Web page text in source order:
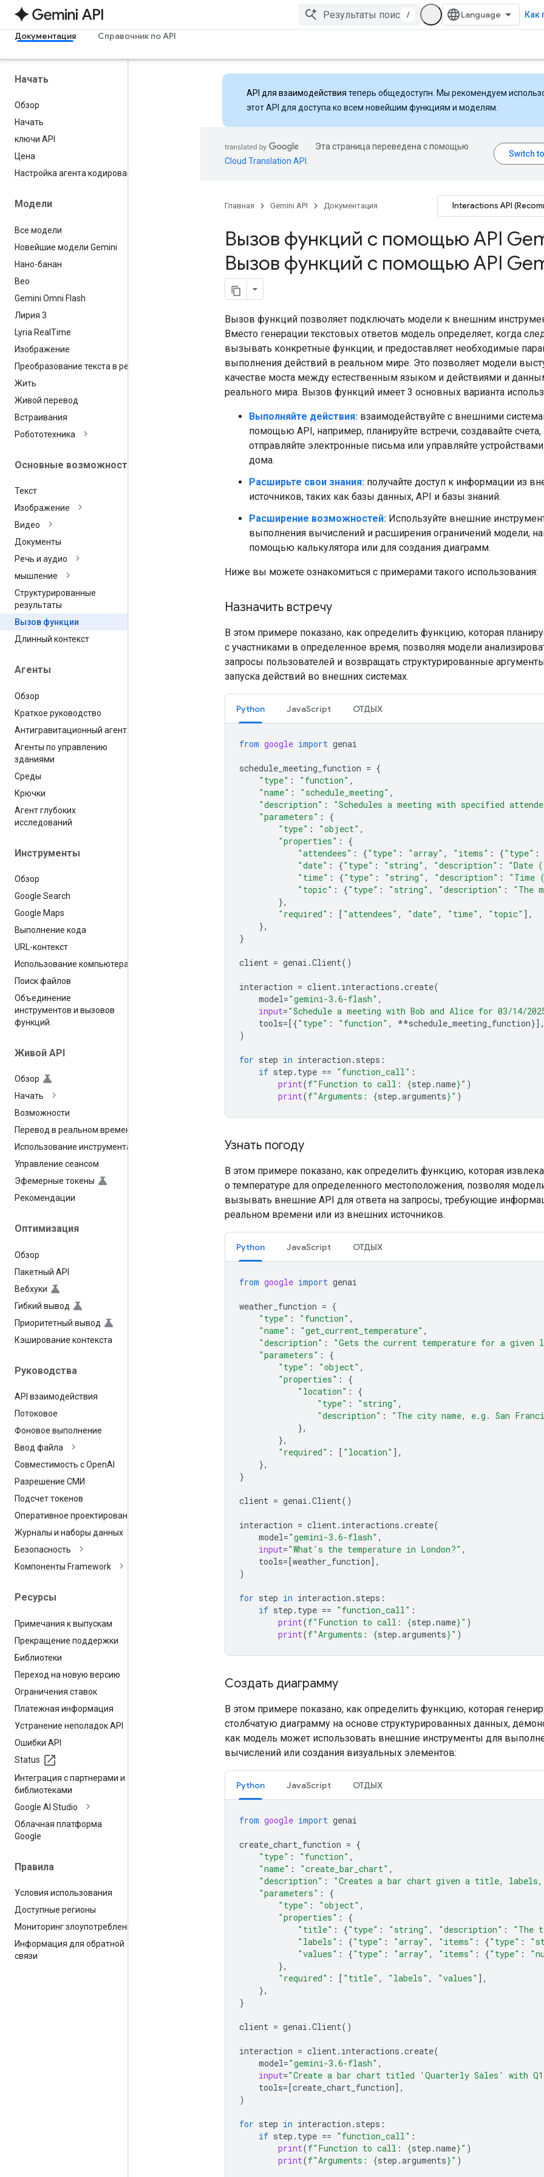
/ Как
Документация Справочник по API
Начать
Обзор
Начать
ключи API
Цена
Настройка агента кодирования
Модели
Все модели
Новейшие модели Gemini
Нано-банан
Вео
Gemini Omni Flash
Лирия 3
Lyria Real Time
Изображение
Преобразование текста в речь
Жить
Живой перевод
Встраивания
Робототехника
Основные возможности
Текст
Изображение
Видео
Документы
Речь и аудио
мышление
Структурированные
результаты
Вызов функции
Длинный контекст
Агенты
Обзор
Краткое руководство
Антигравитационный агент
Агенты по управлению
зданиями
Среды
Крючки
Агент глубоких
исследований
Инструменты
Обзор
Google Search
Google Maps
Выполнение кода
URL-контекст
Использование компьютера
Поиск файлов
Объединение
инструментов и вызовов
функций
Живой API
Обзор
Начать
Возможности
Перевод в реальном времени
Использование инструмента
Управление сеансом
Эфемерные токены
Рекомендации
Оптимизация
Обзор
Пакетный API
Вебхуки
Гибкий вывод
Приоритетный вывод
Кэширование контекста
Руководства
API взаимодействия
Потоковое
Фоновое выполнение
Ввод файла
Совместимость с OpenAI
Разрешение СМИ
Подсчет токенов
Оперативное проектирование
Журналы и наборы данных
Безопасность
Компоненты Framework
Ресурсы
Примечания к выпускам
Прекращение поддержки
Библиотеки
Переход на новую версию
Ограничения ставок
Платежная информация
Устранение неполадок API
Ошибки API
Status
Интеграция с партнерами и
библиотеками
Google AI Studio
Облачная платформа
Google
Правила
Условия использования
Доступные регионы
Мониторинг злоупотреблений
Информация для обратной
связи
API для взаимодействия теперь общедоступн. Мы рекомендуем
этот API для доступа ко всем новейшим функциям и моделям.
Эта страница переведена с помощью
Cloud Translation API
Главная Gemini API Документация Interactions API
Вызов функций с помощью API
Вызов функций с помощью API
Вызов функций позволяет подключать модели к внешним
Вместо генерации текстовых ответов модель определяет, когда
вызывать конкретные функции, и предоставляет необходимые
выполнения действий в реальном мире. Это позволяет модели
качестве моста между естественным языком и действиями и
реального мира. Вызов функций имеет 3 основных варианта
Выполняйте действия: взаимодействуйте с внешними
помощью API, например, планируйте встречи, создавайте счета,
отправляйте электронные письма или управляйте
дома.
Расширьте свои знания: получайте доступ к информации из
источников, таких как базы данных, API и базы знаний.
Расширение возможностей: Используйте внешние
выполнения вычислений и расширения ограничений модели,
помощью калькулятора или для создания диаграмм.
Ниже вы можете ознакомиться с примерами такого использования:
Назначить встречу
В этом примере показано, как определить функцию, которая
с участниками в определенное время, позволяя модели
запросы пользователей и возвращать структурированные
запуска действий во внешних системах.
Python JavaScript ОТДЫХ
from google import genai
schedule_meeting_function = {
"type" : "function" ,
"name" : "schedule_meeting" ,
"description" : "Schedules a meeting with specified
"parameters" :
{
"type" : "object" ,
"properties" :
{
"attendees" : {"type" : "array" , "items" : {"type" :
"date" : {"type" : "string" , "description" : "Date
"time" : {"type" : "string" , "description" : "Time
"topic" : {"type" : "string" , "description" : "The
},
"required" : [ "attendees" , "date" , "time" , "topic" ],
},
}
client = genai .Client()
interaction = client. interactions .create(
model="gemini-3.6-flash" ,
input="Schedule a meeting with Bob and Alice for 03/14/
tools=[{"type" : "function" , **schedule_meeting_function}],
)
for step in interaction . steps :
if step . type == "function_call" :
print(f"Function to call: {step .name}" )
print(f"Arguments: {step .arguments}" )
Узнать погоду
В этом примере показано, как определить функцию, которая
о температуре для определенного местоположения, позволяя
вызывать внешние API для ответа на запросы, требующие
реальном времени или из внешних источников.
Python JavaScript ОТДЫХ
from google import genai
weather_function = {
"type" : "function" ,
"name" : "get_current_temperature" ,
"description" : "Gets the current temperature for a given
"parameters" :
{
"type" : "object" ,
"properties" :
{
"location" :
{
"type" : "string" ,
"description" : "The city name, e.g. San
},
},
"required" : [ "location" ],
},
}
client = genai .Client()
interaction = client. interactions .create(
model="gemini-3.6-flash" ,
input="What's the temperature in London?" ,
tools=[weather_function],
)
for step in interaction . steps :
if step . type == "function_call" :
print(f"Function to call: {step .name}" )
print(f"Arguments: {step .arguments}" )
Создать диаграмму
В этом примере показано, как определить функцию, которая
столбчатую диаграмму на основе структурированных данных,
как модель может использовать внешние инструменты для
вычислений или создания визуальных элементов:
Python JavaScript ОТДЫХ
from google import genai
create_chart_function = {
"type" : "function" ,
"name" : "create_bar_chart" ,
"description" : "Creates a bar chart given a title, labels,
"parameters" :
{
"type" : "object" ,
"properties" :
{
"title" : {"type" : "string" , "description" : "The
"labels" : {"type" : "array" , "items" : {"type" :
"values" : {"type" : "array" , "items" : {"type" :
},
"required" : [ "title" , "labels" , "values" ],
},
}
client = genai .Client()
interaction = client. interactions .create(
model="gemini-3.6-flash" ,
input="Create a bar chart titled 'Quarterly Sales' with Q1:
tools=[create_chart_function],
)
for step in interaction . steps :
if step . type == "function_call" :
print(f"Function to call: {step .name}" )
print(f"Arguments: {step .arguments}" )